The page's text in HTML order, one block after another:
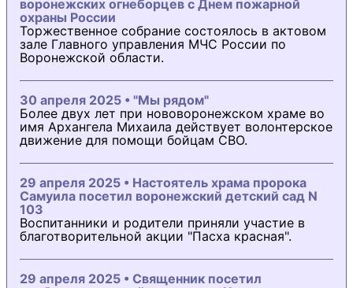
воронежских огнеборцев с Днем пожарной
охраны России
Торжественное собрание состоялось в актовом
зале Главного управления МЧС России по
Воронежской области.
30 апреля 2025 • "Мы рядом"
Более двух лет при нововоронежском храме во
имя Архангела Михаила действует волонтерское
движение для помощи бойцам СВО.
29 апреля 2025 • Настоятель храма пророка
Самуила посетил воронежский детский сад N
103
Воспитанники и родители приняли участие в
благотворительной акции "Пасха красная".
29 апреля 2025 • Священник посетил